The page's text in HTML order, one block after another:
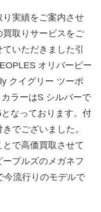
実績をご案内させ
取りサービスをご
いただきました引
オリバーピー
クイグリー ツーポ
ラーはS シルバーで
なっております。付
でございました。
で高価買取させて
プルズのメガネフ
今流行りのモデルで